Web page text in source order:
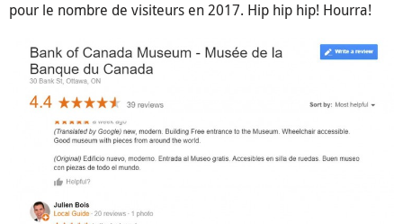
pour le nombre de visiteurs en 2017. Hip hip hip! Hourra!